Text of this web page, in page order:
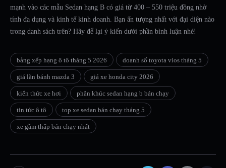
mạnh vào các mẫu Sedan hạng B có giá từ 400 – 550 triệu đồng nhờ
tính đa dụng và kinh tế kinh doanh. Bạn ấn tượng nhất với đại diện nào
trong danh sách trên? Hãy để lại ý kiến dưới phần bình luận nhé!
bảng xếp hạng ô tô tháng 5 2026 doanh số toyota vios tháng 5
giá lăn bánh mazda 3 giá xe honda city 2026
kiến thức xe hơi phân khúc sedan hạng b bán chạy
tin tức ô tô top xe sedan bán chạy tháng 5
xe gầm thấp bán chạy nhất